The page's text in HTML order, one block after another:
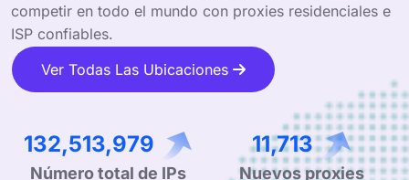
competir en todo el mundo con proxies residenciales e
ISP confiables.
Ver Todas Las Ubicaciones
216,364,632
Número total de IPs
19,270
Nuevos proxies